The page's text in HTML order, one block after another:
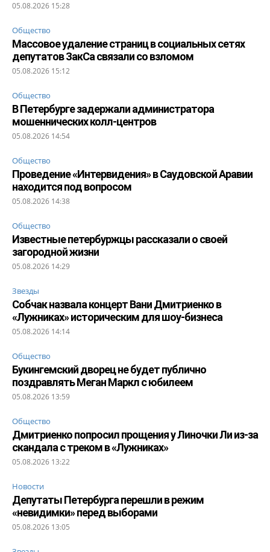
05.08.2026 15:28
Общество
Массовое удаление страниц в социальных сетях
депутатов ЗакСа связали со взломом
05.08.2026 15:12
Общество
В Петербурге задержали администратора
мошеннических колл-центров
05.08.2026 14:54
Общество
Проведение «Интервидения» в Саудовской Аравии
находится под вопросом
05.08.2026 14:38
Общество
Известные петербуржцы рассказали о своей
загородной жизни
05.08.2026 14:29
Звезды
Собчак назвала концерт Вани Дмитриенко в
«Лужниках» историческим для шоу-бизнеса
05.08.2026 14:14
Общество
Букингемский дворец не будет публично
поздравлять Меган Маркл с юбилеем
05.08.2026 13:59
Общество
Дмитриенко попросил прощения у Линочки Ли из-за
скандала с треком в «Лужниках»
05.08.2026 13:22
Новости
Депутаты Петербурга перешли в режим
«невидимки» перед выборами
05.08.2026 13:05